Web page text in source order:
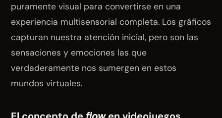
puramente visual para convertirse en una
experiencia multisensorial completa. Los gráficos
capturan nuestra atención inicial, pero son las
sensaciones y emociones las que
verdaderamente nos sumergen en estos
mundos virtuales.